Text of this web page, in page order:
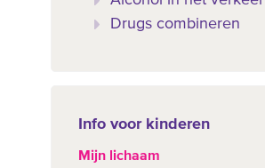
Drugs combineren
Info voor kinderen
Mijn lichaam